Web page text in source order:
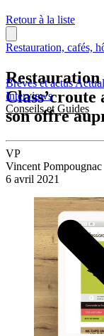
Brèves et actus
Interviews
Conseils et Guides
Retour à la liste
Restauration, cafés,
Restauration
son offre
VP
Vincent Pompougnac
6 avril 2021